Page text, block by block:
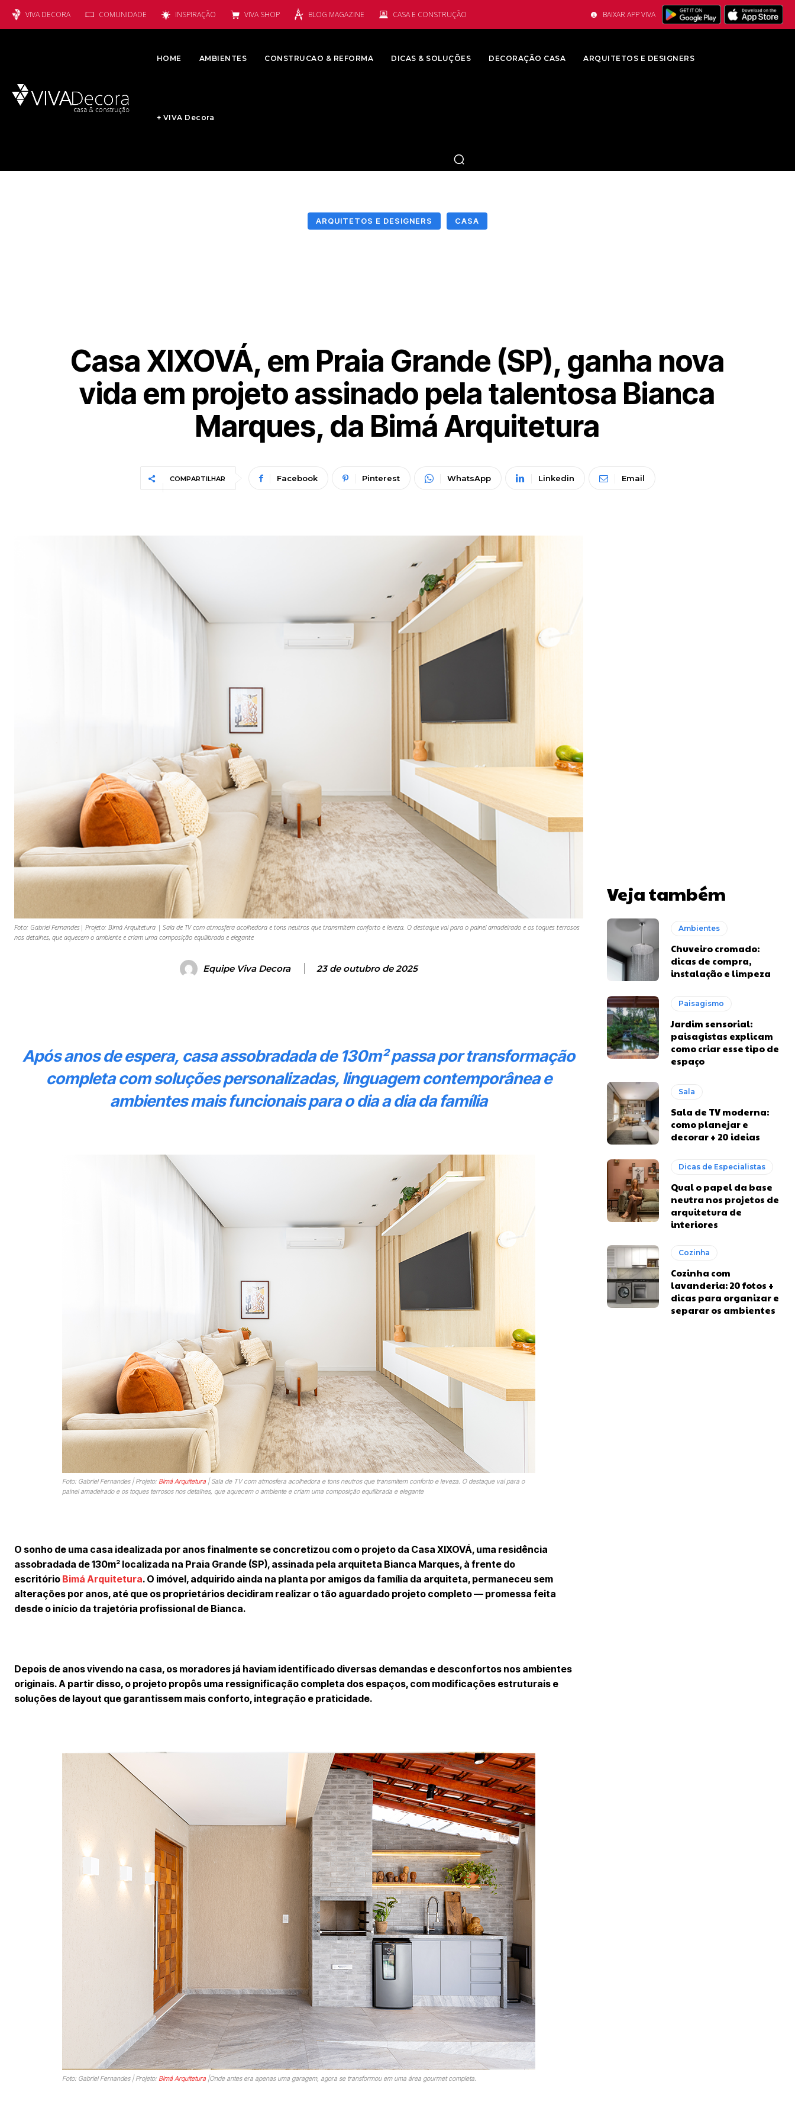
VIVA DECORA COMUNIDADE INSPIRAÇÃO VIVA SHOP BLOG MAGAZINE CASA E CONSTRUÇÃO BAIXAR APP VIVA
HOME AMBIENTES CONSTRUCAO & REFORMA DICAS & SOLUÇÕES DECORAÇÃO CASA ARQUITETOS E DESIGNERS
+ VIVA Decora
ARQUITETOS E DESIGNERS CASA
Casa XIXOVÁ, em Praia Grande (SP), ganha nova
vida em projeto assinado pela talentosa Bianca
Marques, da Bimá Arquitetura
COMPARTILHAR Facebook Pinterest WhatsApp Linkedin Email
Foto: Gabriel Fernandes| Projeto: Bimá Arquitetura | Sala de TV com atmosfera acolhedora e tons neutros que transmitem conforto e leveza. O destaque vai para o painel amadeirado e os toques terrosos
nos detalhes, que aquecem o ambiente e criam uma composição equilibrada e elegante
Equipe Viva Decora 23 de outubro de 2025
Após anos de espera, casa assobradada de 130m² passa por transformação
completa com soluções personalizadas, linguagem contemporânea e
ambientes mais funcionais para o dia a dia da família
Foto: Gabriel Fernandes | Projeto: Bimá Arquitetura| Sala de TV com atmosfera acolhedora e tons neutros que transmitem conforto e leveza. O destaque vai para o
painel amadeirado e os toques terrosos nos detalhes, que aquecem o ambiente e criam uma composição equilibrada e elegante
O sonho de uma casa idealizada por anos finalmente se concretizou com o projeto da Casa XIXOVÁ, uma residência
assobradada de 130m² localizada na Praia Grande (SP), assinada pela arquiteta Bianca Marques, à frente do
escritório Bimá Arquitetura. O imóvel, adquirido ainda na planta por amigos da família da arquiteta, permaneceu sem
alterações por anos, até que os proprietários decidiram realizar o tão aguardado projeto completo — promessa feita
desde o início da trajetória profissional de Bianca.
Depois de anos vivendo na casa, os moradores já haviam identificado diversas demandas e desconfortos nos ambientes
originais. A partir disso, o projeto propôs uma ressignificação completa dos espaços, com modificações estruturais e
soluções de layout que garantissem mais conforto, integração e praticidade.
Foto: Gabriel Fernandes | Projeto: Bimá Arquitetura|Onde antes era apenas uma garagem, agora se transformou em uma área gourmet completa.
Veja também
Ambientes
Chuveiro cromado:
dicas de compra,
instalação e limpeza
Paisagismo
Jardim sensorial:
paisagistas explicam
como criar esse tipo de
espaço
Sala
Sala de TV moderna:
como planejar e
decorar + 20 ideias
Dicas de Especialistas
Qual o papel da base
neutra nos projetos de
arquitetura de
interiores
Cozinha
Cozinha com
lavanderia: 20 fotos +
dicas para organizar e
separar os ambientes